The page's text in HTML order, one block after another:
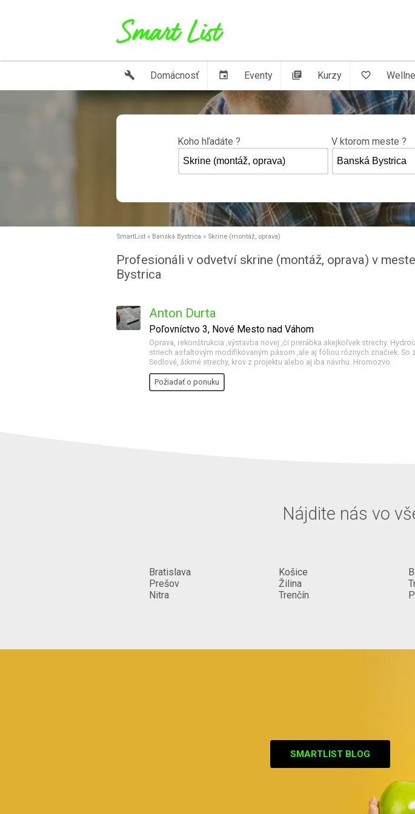
build Domácnosť event Eventy library_books Kurzy favorite_border
Koho hľadáte ? V ktorom meste ?
SmartList » Banská Bystrica » Skrine (montáž, oprava)
Profesionáli v odvetví skrine (montáž, oprava) v
Bystrica
Anton Durta
Poľovníctvo 3, Nové Mesto nad Váhom
Oprava, rekonštrukcia ,výstavba novej ,či prerábka akejkoľvek strechy.
striech asfaltovým modifikovaným pásom ,ale aj fóliou rôznych značiek. So
Sedlové, šikmé strechy, krov z projektu alebo aj iba návrhu. Hromozvo
Požiadať o ponuku
Nájdite nás vo
Bratislava
Prešov
Nitra
Košice
Žilina
Trenčín
SMARTLIST BLOG